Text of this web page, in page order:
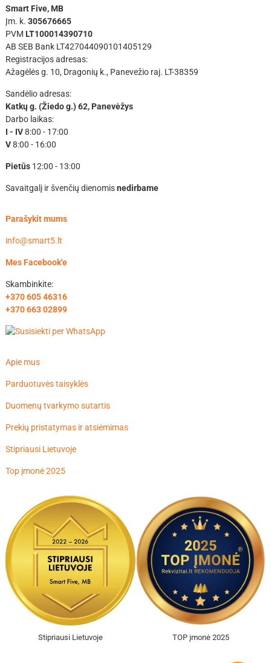
Smart Five, MB
Įm. k. 305676665
PVM LT100014390710
AB SEB Bank LT427044090101405129
Registracijos adresas:
Ažagėlės g. 10, Dragonių k., Panevežio raj. LT-38359
Sandėlio adresas:
Katkų g. (Žiedo g.) 62, Panevėžys
Darbo laikas:
I - IV8:00 - 17:00
V8:00 - 16:00
Pietūs12:00 - 13:00
Savaitgalį ir švenčių dienomisnedirbame
Parašykit mums
info@smart5.lt
Mes Facebook'e
Skambinkite:
+370 605 46316
+370 663 02899
Apie mus
Parduotuvės taisyklės
Duomenų tvarkymo sutartis
Prekių pristatymas ir atsiėmimas
Stipriausi Lietuvoje
Top įmonė 2025
Stipriausi Lietuvoje TOP įmonė 2025